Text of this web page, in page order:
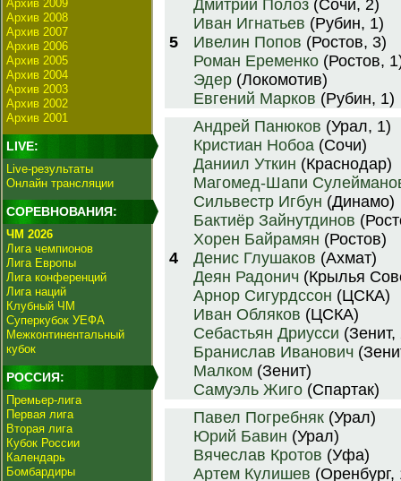
Архив 2009
Архив 2008
Архив 2007
Архив 2006
Архив 2005
Архив 2004
Архив 2003
Архив 2002
Архив 2001
LIVE:
Live-результаты
Онлайн трансляции
СОРЕВНОВАНИЯ:
ЧМ 2026
Лига чемпионов
Лига Европы
Лига конференций
Лига наций
Клубный ЧМ
Суперкубок УЕФА
Межконтинентальный
кубок
РОССИЯ:
Премьер-лига
Первая лига
Вторая лига
Кубок России
Календарь
Бомбардиры
5
Дмитрий Полоз (Сочи, 2)
Иван Игнатьев (Рубин, 1)
Ивелин Попов (Ростов, 3)
Роман Еременко (Ростов,
Эдер (Локомотив)
Евгений Марков (Рубин, 1)
4
Андрей Панюков (Урал, 1)
Кристиан Нобоа (Сочи)
Даниил Уткин (Краснодар)
Магомед-Шапи
Сильвестр Игбун (Динамо)
Бактиёр Зайнутдинов
Хорен Байрамян (Ростов)
Денис Глушаков (Ахмат)
Деян Радонич (Крылья
Арнор Сигурдссон (ЦСКА)
Иван Обляков (ЦСКА)
Себастьян Дриусси (Зенит,
Бранислав Иванович
Малком (Зенит)
Самуэль Жиго (Спартак)
Павел Погребняк (Урал)
Юрий Бавин (Урал)
Вячеслав Кротов (Уфа)
Артем Кулишев (Оренбург,